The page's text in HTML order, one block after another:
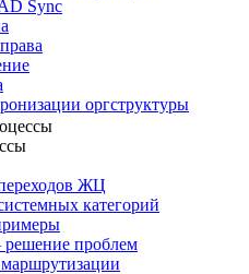
Sync
оргструктуры
ЖЦ
категорий
проблем